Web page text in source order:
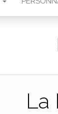
La